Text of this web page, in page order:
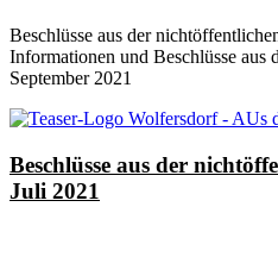
Beschlüsse aus der
Informationen und Beschlüsse
September 2021
Beschlüsse aus der
Juli 2021